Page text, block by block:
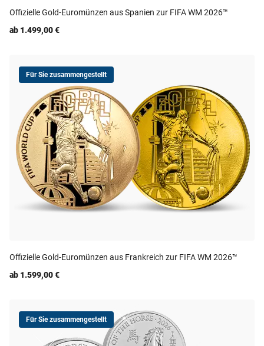
Offizielle Gold-Euromünzen aus Spanien zur FIFA WM 2026™
ab 1.499,00 €
Für Sie zusammengestellt
Offizielle Gold-Euromünzen aus Frankreich zur FIFA WM 2026™
ab 1.599,00 €
Für Sie zusammengestellt